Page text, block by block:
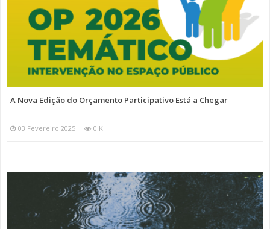
A Nova Edição do Orçamento Participativo Está a Chegar
03 Fevereiro 2025 0 K